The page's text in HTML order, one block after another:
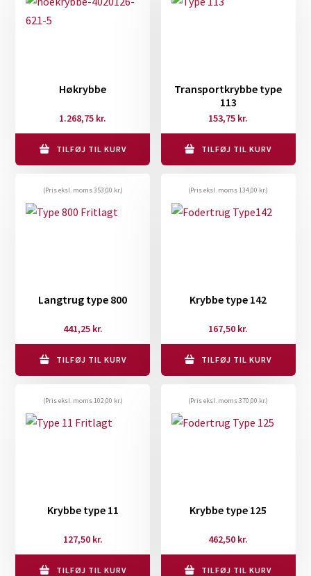
Høkrybbe
1.268,75 kr.
TILFØJ TIL KURV
Transportkrybbe type
113
153,75 kr.
TILFØJ TIL KURV
(Pris eksl. moms353,00 kr.)
Langtrug type 800
441,25 kr.
TILFØJ TIL KURV
(Pris eksl. moms134,00 kr.)
Krybbe type 142
167,50 kr.
TILFØJ TIL KURV
(Pris eksl. moms102,00 kr.)
Krybbe type 11
127,50 kr.
TILFØJ TIL KURV
(Pris eksl. moms370,00 kr.)
Krybbe type 125
462,50 kr.
TILFØJ TIL KURV